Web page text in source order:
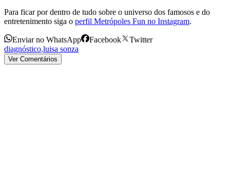
Para ficar por dentro de tudo sobre o universo dos famosos e do
entretenimento siga o perfil Metrópoles Fun no Instagram.
Enviar no WhatsApp Facebook
Twitter
diagnóstico,luisa sonza
Ver Comentários